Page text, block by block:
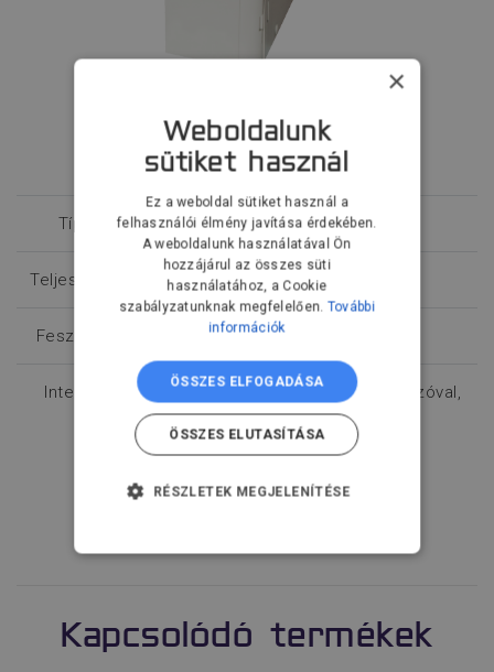
SGD7W 400V
Típus Kéttengelyes
Teljesítmény 0,5 kW - 15 kW
Feszültség 400 V AC
Interfész
MECHATROLINK-III RJ45 csatlakozóval,
EtherCAT
Kapcsolódó termékek
×
Weboldalunk
sütiket használ
Ez a weboldal sütiket használ a
felhasználói élmény javítása érdekében.
A weboldalunk használatával Ön
hozzájárul az összes süti
használatához, a Cookie
szabályzatunknak megfelelően. További
információk
ÖSSZES ELFOGADÁSA
ÖSSZES ELUTASÍTÁSA
RÉSZLETEK MEGJELENÍTÉSE
SZÜKSÉGES
CÉLZÁS